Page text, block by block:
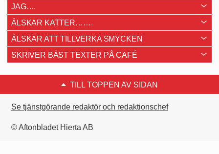
JAG….
ÄLSKAR KATTER…….
ÄLSKAR ATT TILLVERKA SMYCKEN
SKRIVER BÄST TEXTER PÅ CAFÉ
TILL TOPPEN AV SIDAN
Se tjänstgörande redaktör och redaktionschef
© Aftonbladet Hierta AB